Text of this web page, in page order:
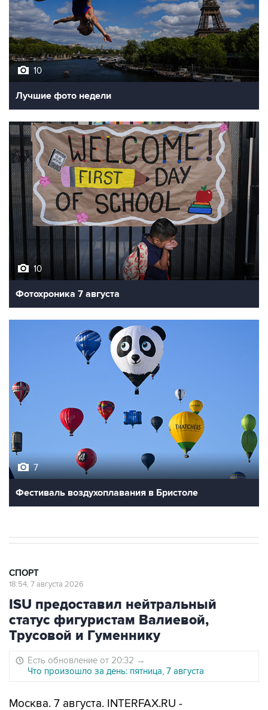
10
Лучшие фото недели
10
Фотохроника 7 августа
7
Фестиваль воздухоплавания в Бристоле
СПОРТ
18:54, 7 августа 2026
ISU предоставил нейтральный
статус фигуристам Валиевой,
Трусовой и Гуменнику
Есть обновление от 20:32 →
Что произошло за день: пятница, 7 августа
Москва. 7 августа. INTERFAX.RU -